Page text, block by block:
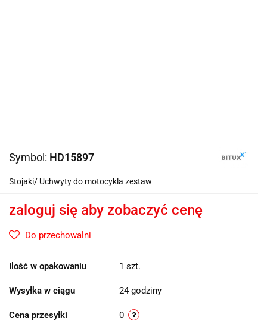
Symbol: HD15897
Stojaki/ Uchwyty do motocykla zestaw
zaloguj się aby zobaczyć cenę
Do przechowalni
Ilość w opakowaniu 1 szt.
Wysyłka w ciągu 24 godziny
Cena przesyłki 0